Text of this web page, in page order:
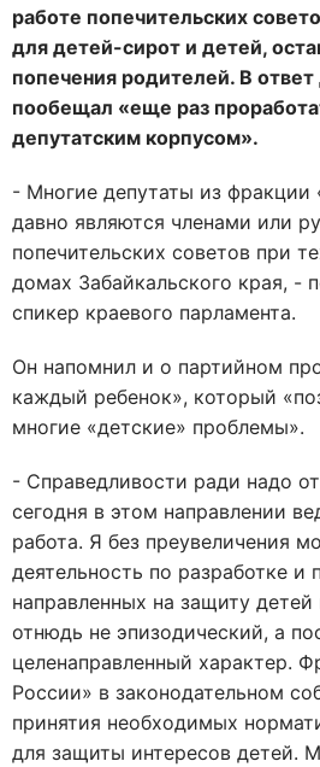
работе попечительских
для детей-сирот и детей,
попечения родителей. В
пообещал «еще раз
депутатским корпусом».
- Многие депутаты из фракции
давно являются членами или
попечительских советов при
домах Забайкальского края, -
спикер краевого парламента.
Он напомнил и о партийном
каждый ребенок», который
многие «детские» проблемы».
- Справедливости ради надо
сегодня в этом направлении
работа. Я без преувеличения
деятельность по разработке и
направленных на защиту
отнюдь не эпизодический, а
целенаправленный характер.
России» в законодательном
принятия необходимых
для защиты интересов детей.